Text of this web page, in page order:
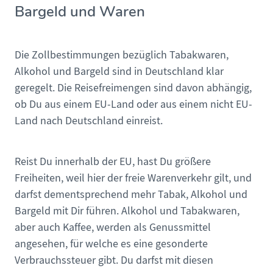
Bargeld und Waren
Die Zollbestimmungen bezüglich Tabakwaren,
Alkohol und Bargeld sind in Deutschland klar
geregelt. Die Reisefreimengen sind davon abhängig,
ob Du aus einem EU-Land oder aus einem nicht EU-
Land nach Deutschland einreist.
Reist Du innerhalb der EU, hast Du größere
Freiheiten, weil hier der freie Warenverkehr gilt, und
darfst dementsprechend mehr Tabak, Alkohol und
Bargeld mit Dir führen. Alkohol und Tabakwaren,
aber auch Kaffee, werden als Genussmittel
angesehen, für welche es eine gesonderte
Verbrauchssteuer gibt. Du darfst mit diesen